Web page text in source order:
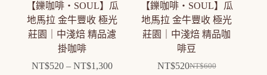
品
頁
面
選
擇
品
頁
面
選
擇
【鑠咖啡・SOUL】瓜
地馬拉 金牛豐收 極光
莊園｜中淺焙 精品濾
掛咖啡
NT$520 – NT$1,300價
【鑠咖啡・SOUL】瓜
地馬拉 金牛豐收 極光
莊園｜中淺焙 精品咖
啡豆
NT$600
NT$520